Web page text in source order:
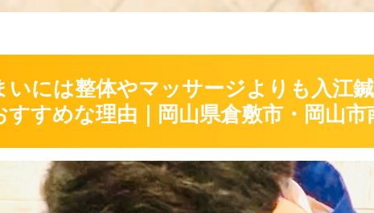
いには整体やマッサージよりも入江
すすめな理由｜岡山県倉敷市・岡山市